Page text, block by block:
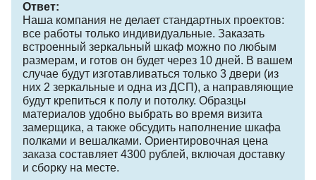
Ответ:
Наша компания не делает стандартных проектов:
все работы только индивидуальные. Заказать
встроенный зеркальный шкаф можно по любым
размерам, и готов он будет через 10 дней. В вашем
случае будут изготавливаться только 3 двери (из
них 2 зеркальные и одна из ДСП), а направляющие
будут крепиться к полу и потолку. Образцы
материалов удобно выбрать во время визита
замерщика, а также обсудить наполнение шкафа
полками и вешалками. Ориентировочная цена
заказа составляет 4300 рублей, включая доставку
и сборку на месте.